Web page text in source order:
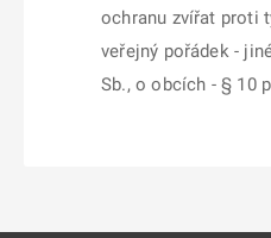
ochranu zvířat proti
veřejný pořádek -
Sb., o obcích - § 10